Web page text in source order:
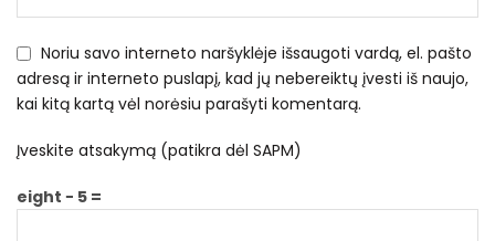
Noriu savo interneto naršyklėje išsaugoti vardą, el. pašto
adresą ir interneto puslapį, kad jų nebereiktų įvesti iš naujo,
kai kitą kartą vėl norėsiu parašyti komentarą.
Įveskite atsakymą (patikra dėl SAPM)
eight − 5 =